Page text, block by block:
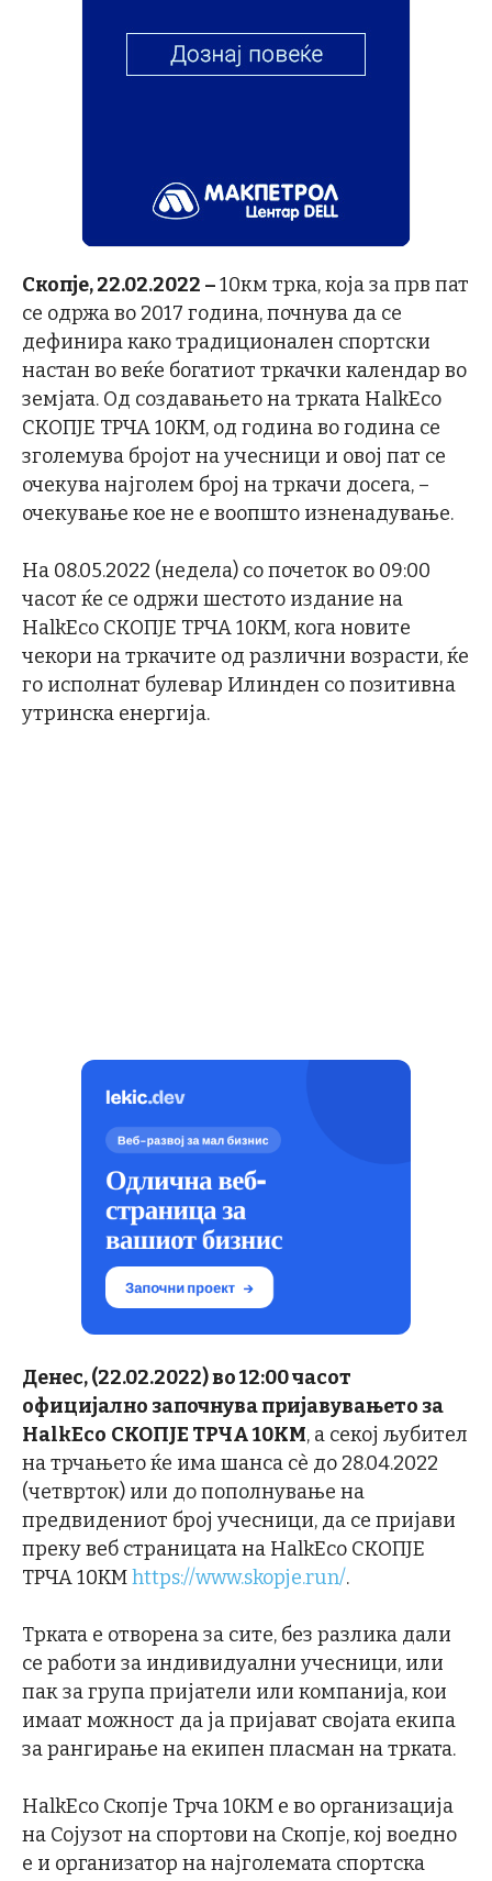
Скопје, 22.02.2022 –10км трка, која за прв пат
се одржа во 2017 година, почнува да се
дефинира како традиционален спортски
настан во веќе богатиот тркачки календар во
земјата. Од создавањето на трката HalkEco
СКОПЈЕ ТРЧА 10KM, од година во година се
зголемува бројот на учесници и овој пат се
очекува најголем број на тркачи досега, –
очекување кое не е воопшто изненадување.
На 08.05.2022 (недела) со почеток во 09:00
часот ќе се одржи шестото издание на
HalkEco СКОПЈЕ ТРЧА 10КМ, кога новите
чекори на тркачите од различни возрасти, ќе
го исполнат булевар Илинден со позитивна
утринска енергија.
Денес, (22.02.2022) во 12:00 часот
официјално започнува пријавувањето за
HalkEco СКОПЈЕ ТРЧА 10КМ, а секој љубител
на трчањето ќе има шанса сè до 28.04.2022
(четврток) или до пополнување на
предвидениот број учесници, да се пријави
преку веб страницата на HalkEco СКОПЈЕ
ТРЧА 10КМhttps://www.skopje.run/.
Трката е отворена за сите, без разлика дали
се работи за индивидуални учесници, или
пак за група пријатели или компанија, кои
имаат можност да ја пријават својата екипа
за рангирање на екипен пласман на трката.
HalkEco Скопје Трча 10КМ е во организација
на Сојузот на спортови на Скопје, кој воедно
е и организатор на најголемата спортска